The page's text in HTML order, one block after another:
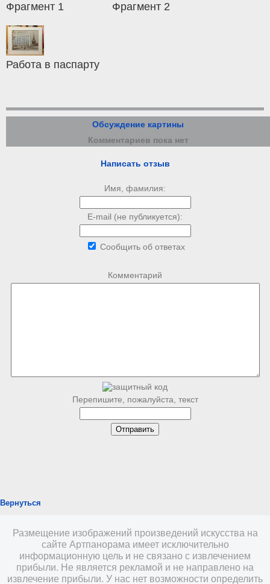
Фрагмент 1 Фрагмент 2
Работа в паспарту
Обсуждение картины
Комментариев пока нет
Написать отзыв
Имя, фамилия:
E-mail (не публикуется):
Сообщить об ответах
Комментарий
Перепишите, пожалуйста, текст
Вернуться
Размещение изображений произведений искусства на
сайте Артпанорама имеет исключительно
информационную цель и не связано с извлечением
прибыли. Не является рекламой и не направлено на
извлечение прибыли. У нас нет возможности определить